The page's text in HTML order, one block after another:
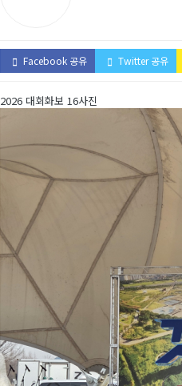
Facebook 공유 Twitter 공유
2026 대회화보 16사진